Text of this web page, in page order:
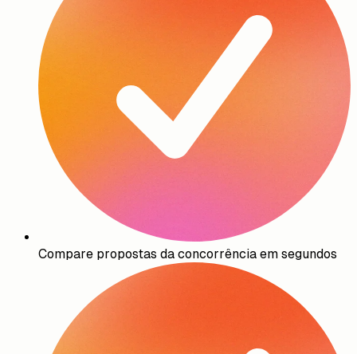
Compare propostas da concorrência em segundos